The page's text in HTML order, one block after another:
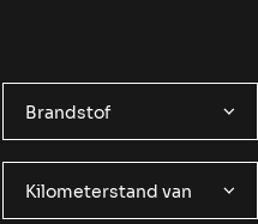
Brandstof
Kilometerstand van